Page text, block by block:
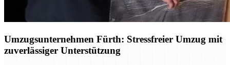
Umzugsunternehmen Fürth: Stressfreier Umzug mit
zuverlässiger Unterstützung